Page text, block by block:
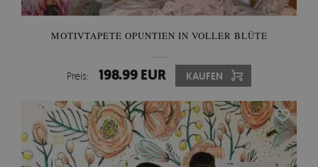
MOTIVTAPETE OPUNTIEN IN VOLLER BLÜTE
Preis: 198.99 EUR KAUFEN